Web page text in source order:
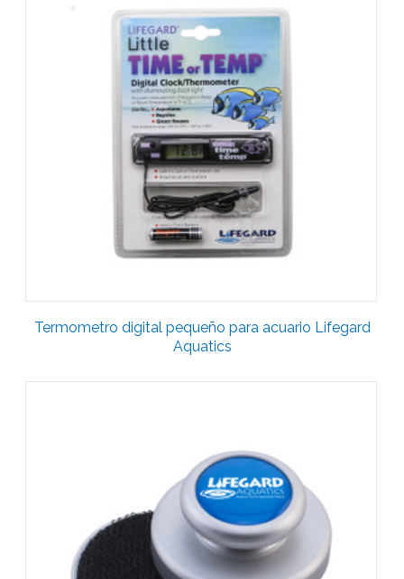
Termometro digital pequeño para acuario Lifegard
Aquatics